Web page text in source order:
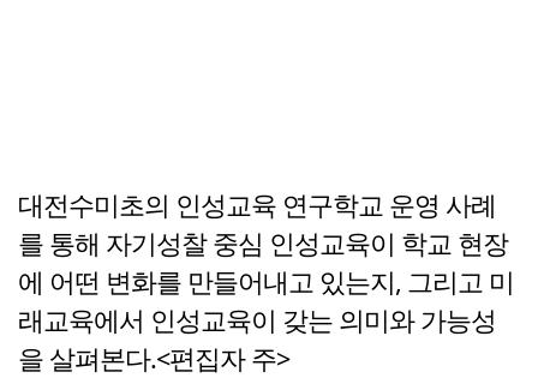
대전수미초의 인성교육 연구학교 운영 사례
를 통해 자기성찰 중심 인성교육이 학교 현장
에 어떤 변화를 만들어내고 있는지, 그리고 미
래교육에서 인성교육이 갖는 의미와 가능성
을 살펴본다.<편집자 주>